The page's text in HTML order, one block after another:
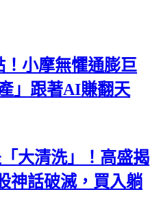
！小摩無懼通膨巨
」跟著AI賺翻天
大清洗」！高盛揭
神話破滅，買入躺